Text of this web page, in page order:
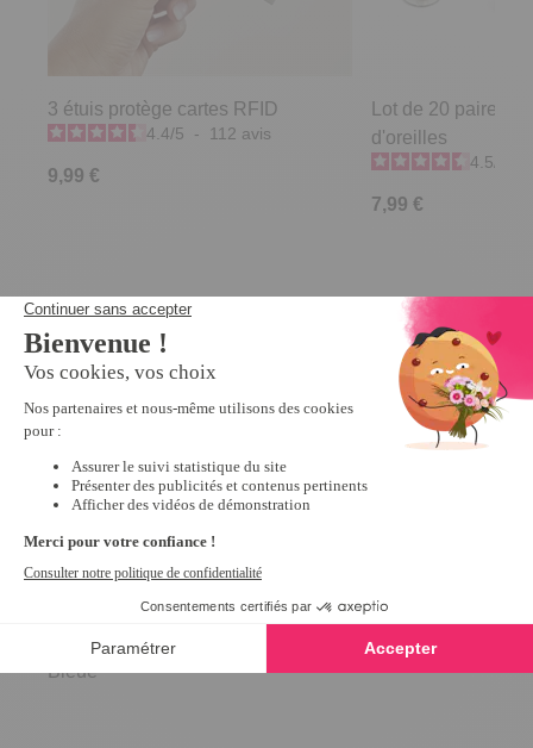
3 étuis protège cartes RFID
4.4/5 - 112 avis
9,99 €
Lot de 20 paires
d'oreilles
4.5/
7,99 €
Derniers articles consultés
Elastique
Bleue